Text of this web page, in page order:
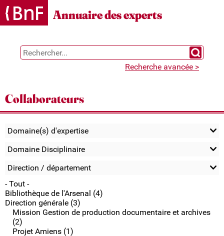
Gestion des cookies
Annuaire des experts
Chercher
Recherche avancée >
Collaborateurs
Domaine(s) d'expertise
Domaine Disciplinaire
Direction / département
- Tout -
Bibliothèque de l'Arsenal (4)
Direction générale (3)
Mission Gestion de production documentaire et archives
(2)
Projet Amiens (1)